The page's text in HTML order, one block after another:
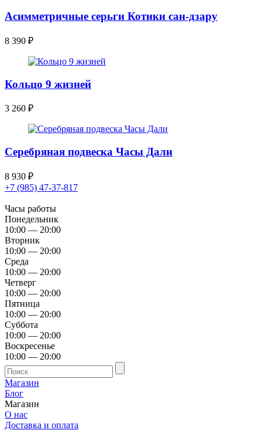
Асимметричные серьги Котики сан-дзару
8 390 ₽
Кольцо 9 жизней
3 260 ₽
Серебряная подвеска Часы Дали
8 930 ₽
+7 (985) 47-37-817
Часы работы
Понедельник
10:00 — 20:00
Вторник
10:00 — 20:00
Среда
10:00 — 20:00
Четверг
10:00 — 20:00
Пятница
10:00 — 20:00
Суббота
10:00 — 20:00
Воскресенье
10:00 — 20:00
Магазин
Блог
Магазин
О нас
Доставка и оплата